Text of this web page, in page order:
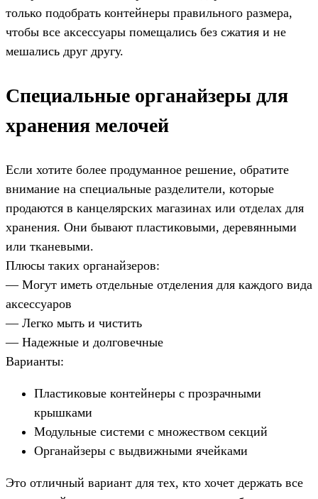
только подобрать контейнеры правильного размера,
чтобы все аксессуары помещались без сжатия и не
мешались друг другу.
Специальные органайзеры для
хранения мелочей
Если хотите более продуманное решение, обратите
внимание на специальные разделители, которые
продаются в канцелярских магазинах или отделах для
хранения. Они бывают пластиковыми, деревянными
или тканевыми.
Плюсы таких органайзеров:
— Могут иметь отдельные отделения для каждого вида
аксессуаров
— Легко мыть и чистить
— Надежные и долговечные
Варианты:
Пластиковые контейнеры с прозрачными
крышками
Модульные системи с множеством секций
Органайзеры с выдвижными ячейками
Это отличный вариант для тех, кто хочет держать все